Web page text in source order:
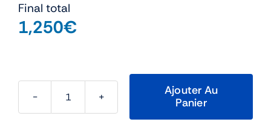
Final total
1,250€
quantité
Ajouter Au
Panier